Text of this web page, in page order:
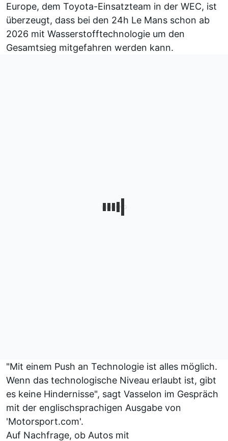
Europe, dem Toyota-Einsatzteam in der WEC, ist
überzeugt, dass bei den 24h Le Mans schon ab
2026 mit Wasserstofftechnologie um den
Gesamtsieg mitgefahren werden kann.
"Mit einem Push an Technologie ist alles möglich.
Wenn das technologische Niveau erlaubt ist, gibt
es keine Hindernisse", sagt Vasselon im Gespräch
mit der englischsprachigen Ausgabe von
'Motorsport.com'.
Auf Nachfrage, ob Autos mit